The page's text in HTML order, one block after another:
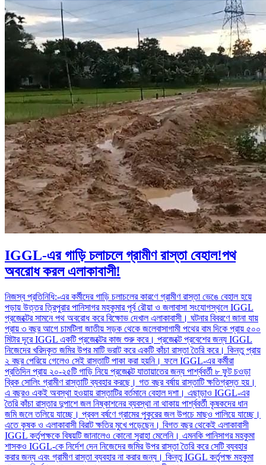
IGGL-এর গাড়ি চলাচলে গ্রামীণ রাস্তা বেহাল!পথ
অবরোধ করল এলাকাবাসী!
নিজস্ব প্রতিনিধি:-এর কর্মীদের গাড়ি চলাচলের কারণে গ্রামীণ রাস্তা ভেঙে বেহাল হয়ে
পড়ায় উত্তর ত্রিপুরার পানিসাগর মহকুমার পূর্ব রৌয়া ও জলাবাসা সংযোগস্থলে IGGL
প্রজেক্টের সামনে পথ অবরোধ করে বিক্ষোভ দেখাল এলাকাবাসী। ঘটনার বিবরণে জানা যায়
প্রায় ৩ বছর আগে চামটিলা জাতীয় সড়ক থেকে জলেবাসাগামী পথের বাম দিকে প্রায় ৫০০
মিটার দূরে IGGL একটি প্রজেক্টের কাজ শুরু করে। প্রজেক্টে প্রবেশের জন্য IGGL
নিজেদের খরিদকৃত জমির উপর মাটি ভরাট করে একটি কাঁচা রাস্তা তৈরি করে। কিন্তু প্রায়
২ বছর পেরিয়ে গেলেও সেই রাস্তাটি পাকা করা হয়নি। ফলে IGGL-এর কর্মীরা
প্রতিদিন প্রায় ২০-২৫টি গাড়ি নিয়ে প্রজেক্টে যাতায়াতের জন্য পার্শ্ববর্তী ৮ ফুট চওড়া
ব্রিক সোলিং গ্রামীণ রাস্তাটি ব্যবহার করছে। গত বছর বর্ষায় রাস্তাটি ক্ষতিগ্রস্ত হয়।
এ বছরও একই অবস্থা হওয়ায় রাস্তাটির বর্তমানে বেহাল দশা। এছাড়াও IGGL-এর
তৈরি কাঁচা রাস্তার দুপাশে জল নিষ্কাশনের ব্যবস্থা না থাকায় পার্শ্ববর্তী কৃষকদের ধান
জমি জলে তলিয়ে যাচ্ছে। প্রবল বর্ষণে গ্রামের পুকুরের জল উপচে মাছও পালিয়ে যাচ্ছে।
এতে কৃষক ও এলাকাবাসী বিরাট ক্ষতির মুখে পড়েছেন। বিগত বছর থেকেই এলাকাবাসী
IGGL কর্তৃপক্ষকে বিষয়টি জানালেও কোনো সুরাহা মেলেনি। এমনকি পানিসাগর মহকুমা
শাসকও IGGL-কে নির্দেশ দেন নিজেদের জমির উপর রাস্তা তৈরি করে সেটি ব্যবহার
করার জন্য এবং গ্রামীণ রাস্তা ব্যবহার না করার জন্য। কিন্তু IGGL কর্তৃপক্ষ মহকুমা